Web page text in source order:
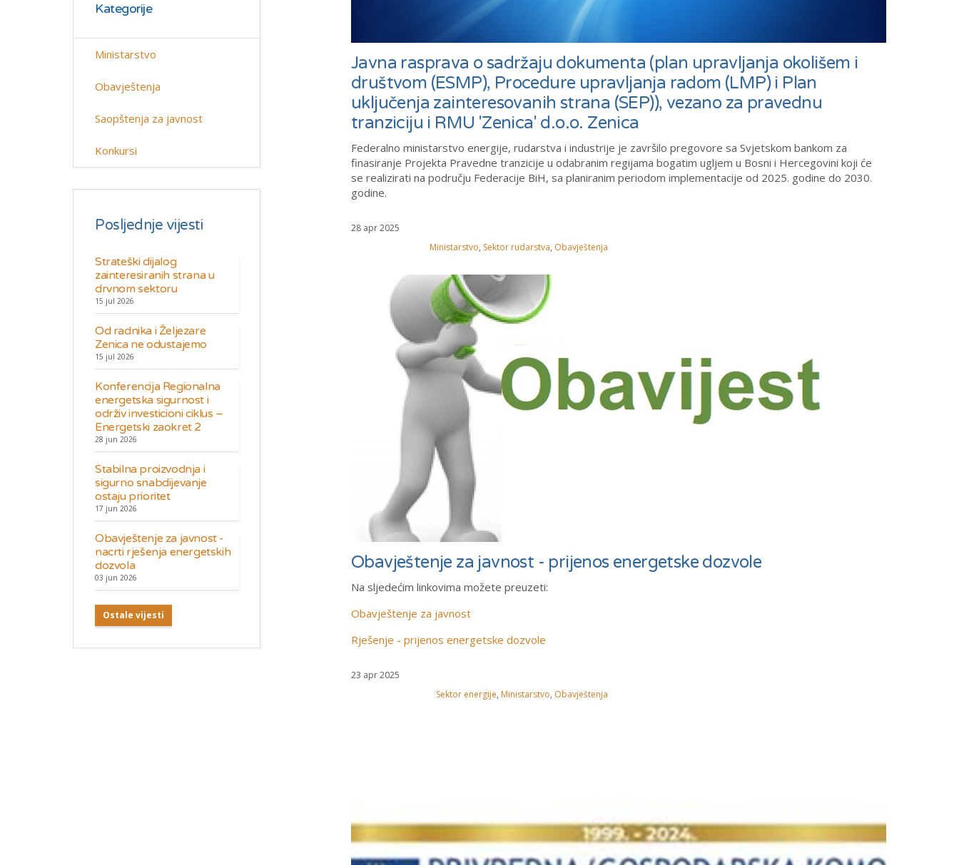
Javna rasprava o sadržaju dokumenta (plan upravljanja okolišem i
društvom (ESMP), Procedure upravljanja radom (LMP) i Plan
uključenja zainteresovanih strana (SEP)), vezano za pravednu
tranziciju i RMU 'Zenica' d.o.o. Zenica
Federalno ministarstvo energije, rudarstva i industrije je završilo pregovore sa Svjetskom bankom za
finasiranje Projekta Pravedne tranzicije u odabranim regijama bogatim ugljem u Bosni i Hercegovini koji će
se realizirati na području Federacije BiH, sa planiranim periodom implementacije od 2025. godine do 2030.
godine.
28 apr 2025
Ministarstvo, Sektor rudarstva, Obavještenja
Obavještenje za javnost - prijenos energetske dozvole
Na sljedećim linkovima možete preuzeti:
Obavještenje za javnost
Rješenje - prijenos energetske dozvole
23 apr 2025
Sektor energije, Ministarstvo, Obavještenja
Kategorije
Ministarstvo
Obavještenja
Saopštenja za javnost
Konkursi
Posljednje vijesti
Strateški dijalog
zainteresiranih strana u
drvnom sektoru
15 jul 2026
Od radnika i Željezare
Zenica ne odustajemo
15 jul 2026
Konferencija Regionalna
energetska sigurnost i
održiv investicioni ciklus –
Energetski zaokret 2
28 jun 2026
Stabilna proizvodnja i
sigurno snabdijevanje
ostaju prioritet
17 jun 2026
Obavještenje za javnost -
nacrti rješenja energetskih
dozvola
03 jun 2026
Ostale vijesti